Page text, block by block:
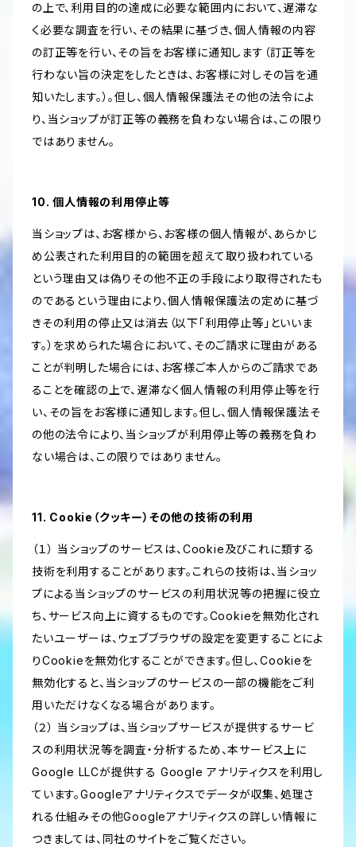
の上で、利用目的の達成に必要な範囲内において、遅滞な
く必要な調査を行い、その結果に基づき、個人情報の内容
の訂正等を行い、その旨をお客様に通知します（訂正等を
行わない旨の決定をしたときは、お客様に対しその旨を通
知いたします。）。但し、個人情報保護法その他の法令によ
り、当ショップが訂正等の義務を負わない場合は、この限り
ではありません。
10. 個人情報の利用停止等
当ショップは、お客様から、お客様の個人情報が、あらかじ
め公表された利用目的の範囲を超えて取り扱われている
という理由又は偽りその他不正の手段により取得されたも
のであるという理由により、個人情報保護法の定めに基づ
きその利用の停止又は消去（以下「利用停止等」といいま
す。）を求められた場合において、そのご請求に理由がある
ことが判明した場合には、お客様ご本人からのご請求であ
ることを確認の上で、遅滞なく個人情報の利用停止等を行
い、その旨をお客様に通知します。但し、個人情報保護法そ
の他の法令により、当ショップが利用停止等の義務を負わ
ない場合は、この限りではありません。
11. Cookie（クッキー）その他の技術の利用
（１） 当ショップのサービスは、Cookie及びこれに類する
技術を利用することがあります。これらの技術は、当ショッ
プによる当ショップのサービスの利用状況等の把握に役立
ち、サービス向上に資するものです。Cookieを無効化され
たいユーザーは、ウェブブラウザの設定を変更することによ
りCookieを無効化することができます。但し、Cookieを
無効化すると、当ショップのサービスの一部の機能をご利
用いただけなくなる場合があります。
（２） 当ショップは、当ショップサービスが提供するサービ
スの利用状況等を調査・分析するため、本サービス上に
Google LLCが提供する Google アナリティクスを利用し
ています。Googleアナリティクスでデータが収集、処理さ
れる仕組みその他Googleアナリティクスの詳しい情報に
つきましては、同社のサイトをご覧ください。